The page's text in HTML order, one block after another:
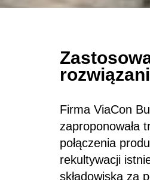
Firma ViaCon
zaproponowała
połączenia
rekultywacji
składowiska za